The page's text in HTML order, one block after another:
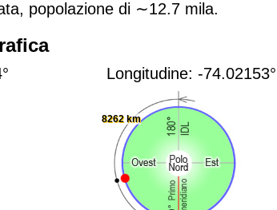
popolazione di ∼12.7 mila.
Longitudine: -74.02153°
8262 km